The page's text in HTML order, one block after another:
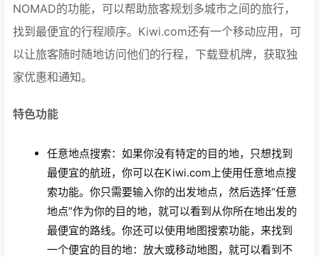
NOMAD的功能，可以帮助旅客规划多城市之间的旅行，
找到最便宜的行程顺序。Kiwi.com还有一个移动应用，可
以让旅客随时随地访问他们的行程，下载登机牌，获取独
家优惠和通知。
特色功能
任意地点搜索：如果你没有特定的目的地，只想找到
最便宜的航班，你可以在Kiwi.com上使用任意地点搜
索功能。你只需要输入你的出发地点，然后选择“任意
地点”作为你的目的地，就可以看到从你所在地出发的
最便宜的路线。你还可以使用地图搜索功能，来找到
一个便宜的目的地：放大或移动地图，就可以看到不